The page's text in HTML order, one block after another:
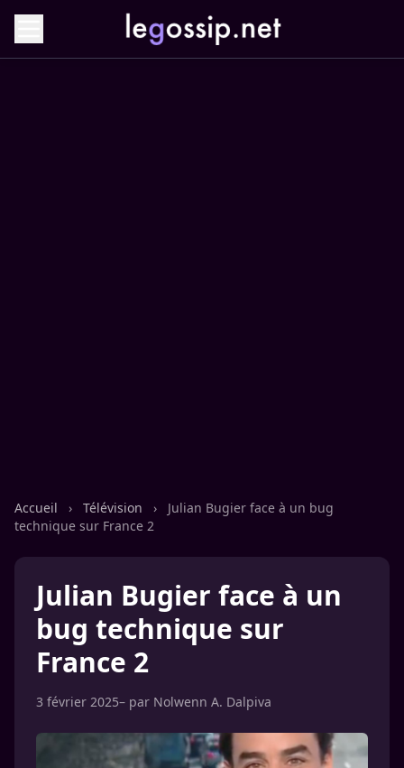
Accueil › Télévision ›
Julian Bugier face à un bug
technique sur France 2
Julian Bugier face à un
bug technique sur
France 2
3 février 2025– par Nolwenn A. Dalpiva